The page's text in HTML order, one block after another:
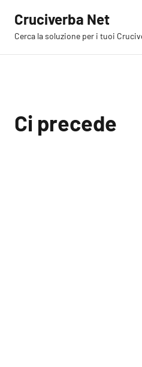
contenuto
Cruciverba Net
Cerca la soluzione per i tuoi
Ci precede